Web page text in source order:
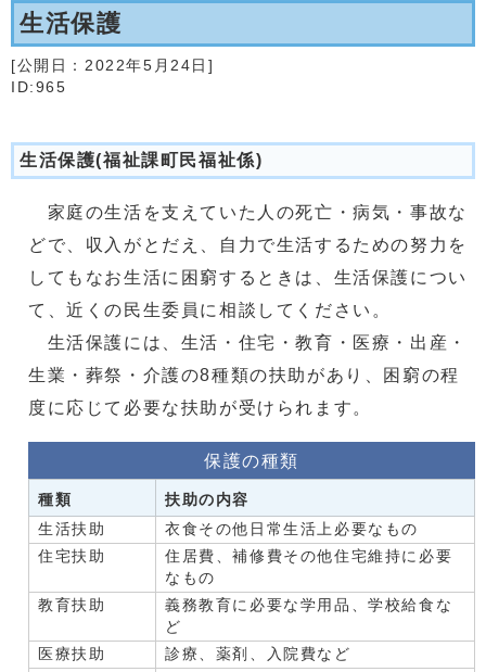
生活保護
[公開日： 2022年5月24日 ]
ID:965
生活保護(福祉課町民福祉係)
家庭の生活を支えていた人の死亡・病気・事故な
どで、収入がとだえ、自力で生活するための努力を
してもなお生活に困窮するときは、生活保護につい
て、近くの民生委員に相談してください。
生活保護には、生活・住宅・教育・医療・出産・
生業・葬祭・介護の8種類の扶助があり、困窮の程
度に応じて必要な扶助が受けられます。
保護の種類
種類
扶助の内容
生活扶助
衣食その他日常生活上必要なもの
住宅扶助
住居費、補修費その他住宅維持に必要
なもの
教育扶助
義務教育に必要な学用品、学校給食な
ど
医療扶助
診療、薬剤、入院費など